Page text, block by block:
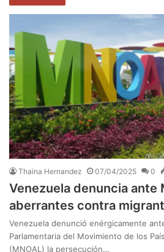
Thaina Hernandez 07/04/2025 0
Venezuela denuncia ante
aberrantes contra
Venezuela denunció enérgicamente
Parlamentaria del Movimiento de los
(MNOAL) la persecución…